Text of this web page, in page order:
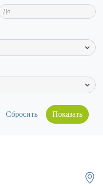
Показать